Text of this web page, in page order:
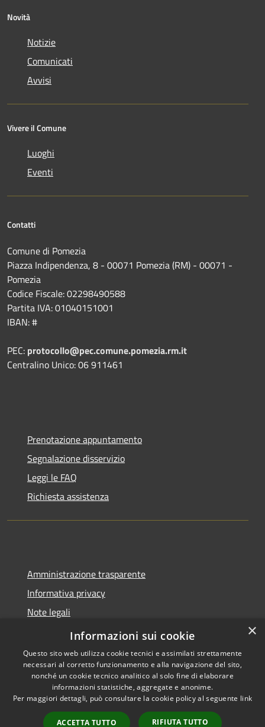
Novità
Notizie
Comunicati
Avvisi
Vivere il Comune
Luoghi
Eventi
Contatti
Comune di Pomezia
Piazza Indipendenza, 8 - 00071 Pomezia (RM) - 00071 -
Pomezia
Codice Fiscale: 02298490588
Partita IVA: 01040151001
IBAN: #
PEC: protocollo@pec.comune.pomezia.rm.it
Centralino Unico: 06 911461
Prenotazione appuntamento
Segnalazione disservizio
Leggi le FAQ
Richiesta assistenza
Amministrazione trasparente
Informativa privacy
Note legali
Dichiarazione di accessibilità
Accessibilità
Copyright © 2026 • Città di
Pomezia • Powered by
Municipium• Accesso
×
Informazioni sui cookie
Questo sito web utilizza cookie tecnici e assimilati strettamente
necessari al corretto funzionamento e alla navigazione del sito,
nonché un cookie tecnico analitico al solo fine di elaborare
informazioni statistiche, aggregate e anonime.
Per maggiori dettagli, può consultare la cookie policy al seguente link
ACCETTA TUTTO RIFIUTA TUTTO